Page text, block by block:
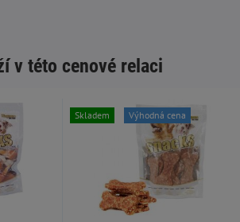
v této cenové relaci
Skladem Výhodná cena